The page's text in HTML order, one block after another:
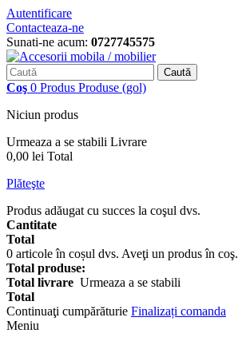
Autentificare
Contacteaza-ne
Sunati-ne acum: 0727745575
Caută
Coş 0 Produs Produse (gol)
Niciun produs
Urmeaza a se stabili Livrare
0,00 lei Total
Plăteşte
Produs adăugat cu succes la coşul dvs.
Cantitate
Total
0 articole în coșul dvs. Aveţi un produs în coş.
Total produse:
Total livrare Urmeaza a se stabili
Total
Continuaţi cumpărăturie Finalizați comanda
Meniu